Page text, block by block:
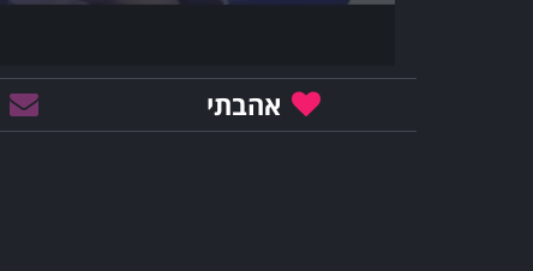
אהבתי